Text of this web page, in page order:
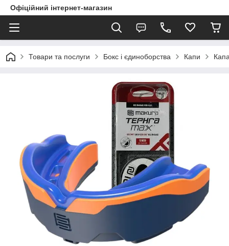
Офіційний інтернет-магазин
Товари та послуги Бокс і єдиноборства Капи